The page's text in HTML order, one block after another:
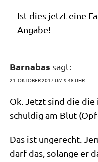
Ist dies jetzt eine
Angabe!
Barnabas sagt:
21. OKTOBER 2017 UM 9:48 UHR
Ok. Jetzt sind die
schul­dig am Blut
Das ist unge­recht.
darf das, solan­ge er